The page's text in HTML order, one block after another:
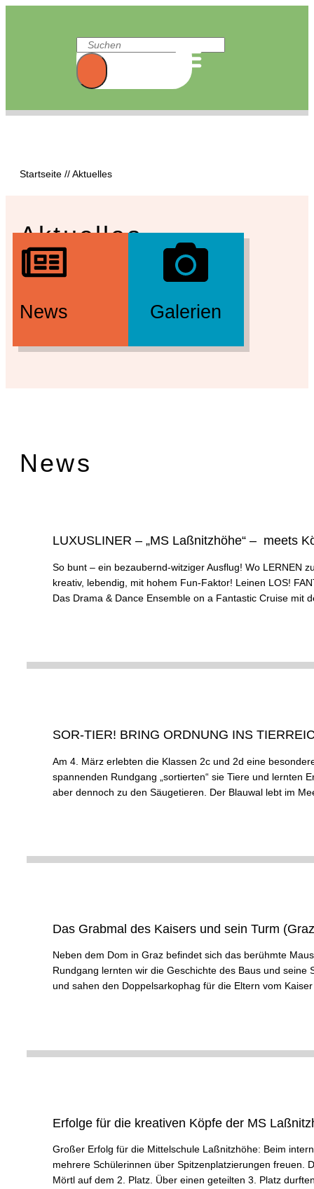
Startseite //Aktuelles
Aktuelles
News Galerien
News
LUXUSLINER – „MS Laßnitzhöhe“ – meets
So bunt – ein bezaubernd-witziger Ausflug! Wo LERNEN
kreativ, lebendig, mit hohem Fun-Faktor! Leinen LOS!
Das Drama & Dance Ensemble on a Fantastic Cruise
SOR-TIER! BRING ORDNUNG INS
Am 4. März erlebten die Klassen 2c und 2d eine
spannenden Rundgang „sortierten“ sie Tiere und lernten
aber dennoch zu den Säugetieren. Der Blauwal lebt im
Das Grabmal des Kaisers und sein Turm
Neben dem Dom in Graz befindet sich das berühmte
Rundgang lernten wir die Geschichte des Baus und
und sahen den Doppelsarkophag für die Eltern vom
Erfolge für die kreativen Köpfe der MS
Großer Erfolg für die Mittelschule Laßnitzhöhe: Beim
mehrere Schülerinnen über Spitzenplatzierungen freuen.
Mörtl auf dem 2. Platz. Über einen geteilten 3. Platz